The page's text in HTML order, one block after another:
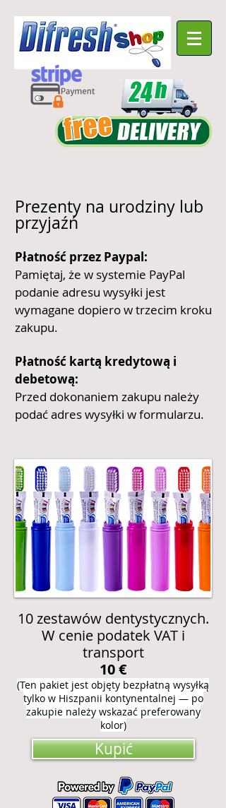
Prezenty na urodziny lub
przyjaźń
Płatność przez Paypal:
Pamiętaj, że w systemie PayPal
podanie adresu wysyłki jest
wymagane dopiero w trzecim kroku
zakupu.
Płatność kartą kredytową i
debetową:
Przed dokonaniem zakupu należy
podać adres wysyłki w formularzu.
10 zestawów dentystycznych.
W cenie podatek VAT i
transport
10 €
(Ten pakiet jest objęty bezpłatną wysyłką
tylko w Hiszpanii kontynentalnej — po
zakupie należy wskazać preferowany
kolor)
Kupić